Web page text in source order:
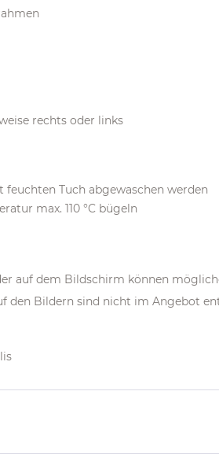
rechts oder links
Tuch abgewaschen werden
max. 110 °C bügeln
auf dem Bildschirm können
den Bildern sind nicht im Angebot